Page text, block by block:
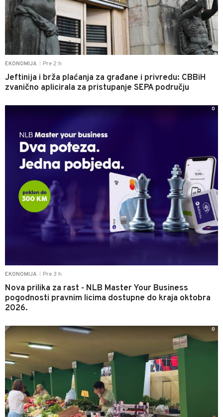
EKONOMIJA Pre 2 h
Jeftinija i brža plaćanja za građane i privredu: CBBiH
zvanično aplicirala za pristupanje SEPA području
EKONOMIJA Pre 3 h
Nova prilika za rast - NLB Master Your Business
pogodnosti pravnim licima dostupne do kraja oktobra
2026.
0
0